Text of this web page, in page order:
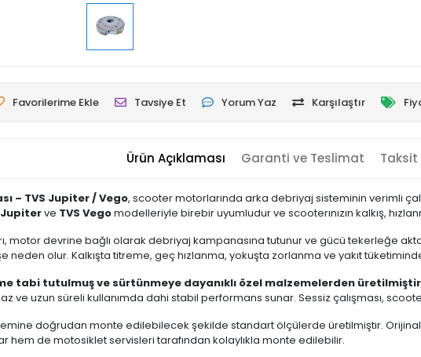
Favorilerime Ekle Tavsiye Et Yorum Yaz Karşılaştır
Ürün Açıklaması Garanti ve Teslimat Taksit
– TVS Jupiter / Vego, scooter motorlarında arka debriyaj sisteminin verimli
Jupiterve TVS Vegomodelleriyle birebir uyumludur ve scooterınızın kalkış,
motor devrine bağlı olarak debriyaj kampanasına tutunur ve gücü tekerleğe
neden olur. Kalkışta titreme, geç hızlanma, yokuşta zorlanma ve yakıt
tabi tutulmuş ve sürtünmeye dayanıklı özel malzemelerden üretilmiştir
ve uzun süreli kullanımda dahi stabil performans sunar. Sessiz çalışması,
doğrudan monte edilebilecek şekilde standart ölçülerde üretilmiştir.
hem de motosiklet servisleri tarafından kolaylıkla monte edilebilir.